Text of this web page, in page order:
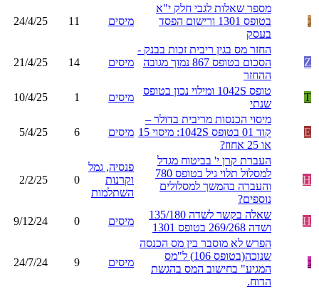
ג
מספר שאלות לגבי חלק י"א
בטופס 1301 ורישום הפסד
בעסק
מיסים 11
24/4/25
Z
החזר מס בגין ריבית זכות בבנק -
הסכום בטופס 867 נמוך מגובה
ההחזר
מיסים 14
21/4/25
T
טופס 1042S ומילוי נכון בטופס
שנתי
מיסים 1
10/4/25
E
מיסוי הכנסות מריבית בדולר –
קוד 01 בטופס 1042S: מיסוי 15
או 25 אחוז?
מיסים 6
5/4/25
H
העברת קרן י' בביטוח מגדל
למסלול תלוי גיל בטופס 780
והעברה בהמשך למסלולים
נוספים?
פנסיה, גמל
וקרנות
השתלמות
0
2/2/25
H
שאלה בקשר לשדה 135/180
ושדה 269/268 בטופס 1301
מיסים 0
9/12/24
ג
הפרש לא מוסבר בין מס הכנסה
שנוכה(בטופס 106) ל"מס
המגיע" בחישוב המס בהגשת
הדוח.
מיסים 9
24/7/24